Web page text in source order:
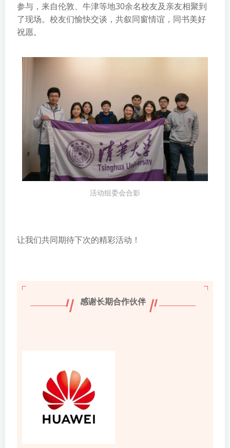
参与，来自伦敦、牛津等地30余名校友及亲友相聚到
了现场。校友们愉快交谈，共叙同窗情谊，同书美好
祝愿。
活动组委会合影
让我们共同期待下次的精彩活动！
感谢长期合作伙伴